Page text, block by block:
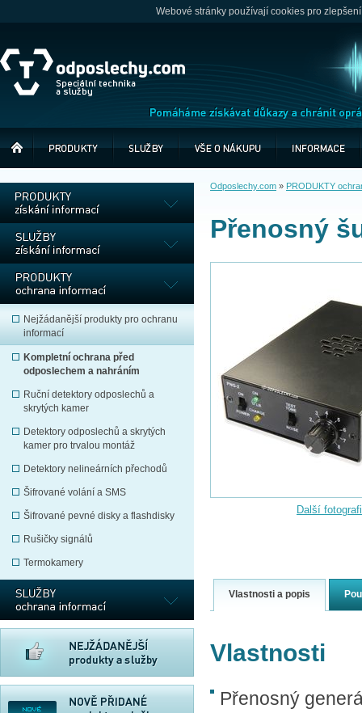
Webové stránky používají cookies pro
Nejžádanější produkty pro ochranu
informací
Kompletní ochrana před
odposlechem a nahráním
Ruční detektory odposlechů a
skrytých kamer
Detektory odposlechů a skrytých
kamer pro trvalou montáž
Detektory nelineárních přechodů
Šifrované volání a SMS
Šifrované pevné disky a flashdisky
Rušičky signálů
Termokamery
Odposlechy.com » PRODUKTY
Přenosný
Další
Vlastnosti a popis
Vlastnosti
Přenosný